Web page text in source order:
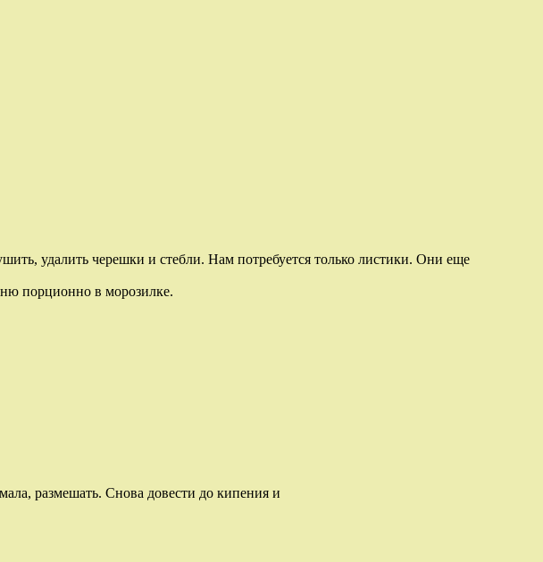
удалить черешки и стебли. Нам потребуется только листики. Они еще
порционно в морозилке.
размешать. Снова довести до кипения и